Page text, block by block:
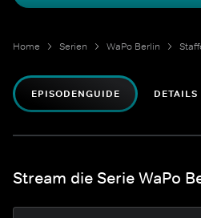
Home Serien WaPo Berlin
EPISODENGUIDE DETAILS
Stream die Serie WaPo